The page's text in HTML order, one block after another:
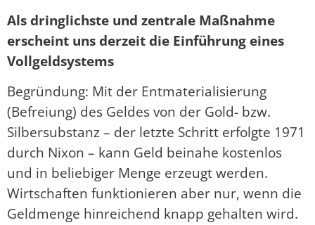
Als dringlichste und zentrale Maßnahme
erscheint uns derzeit die Einführung eines
Vollgeldsystems
Begründung: Mit der Entmaterialisierung
(Befreiung) des Geldes von der Gold- bzw.
Silbersubstanz – der letzte Schritt erfolgte 1971
durch Nixon – kann Geld beinahe kostenlos
und in beliebiger Menge erzeugt werden.
Wirtschaften funktionieren aber nur, wenn die
Geldmenge hinreichend knapp gehalten wird.